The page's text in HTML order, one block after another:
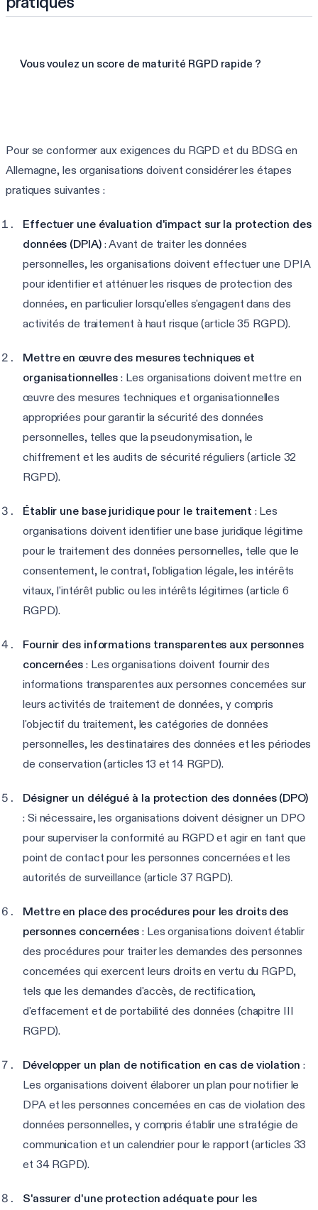
Vous voulez un score de maturité RGPD rapide ?
Pour se conformer aux exigences du RGPD et du BDSG en
Allemagne, les organisations doivent considérer les étapes
pratiques suivantes :
Effectuer une évaluation d'impact sur la protection des
données (DPIA): Avant de traiter les données
personnelles, les organisations doivent effectuer une DPIA
pour identifier et atténuer les risques de protection des
données, en particulier lorsqu'elles s'engagent dans des
activités de traitement à haut risque (article 35 RGPD).
Mettre en œuvre des mesures techniques et
organisationnelles : Les organisations doivent mettre en
œuvre des mesures techniques et organisationnelles
appropriées pour garantir la sécurité des données
personnelles, telles que la pseudonymisation, le
chiffrement et les audits de sécurité réguliers (article 32
RGPD).
Établir une base juridique pour le traitement : Les
organisations doivent identifier une base juridique légitime
pour le traitement des données personnelles, telle que le
consentement, le contrat, l'obligation légale, les intérêts
vitaux, l'intérêt public ou les intérêts légitimes (article 6
RGPD).
Fournir des informations transparentes aux personnes
concernées : Les organisations doivent fournir des
informations transparentes aux personnes concernées sur
leurs activités de traitement de données, y compris
l'objectif du traitement, les catégories de données
personnelles, les destinataires des données et les périodes
de conservation (articles 13 et 14 RGPD).
Désigner un délégué à la protection des données (DPO)
: Si nécessaire, les organisations doivent désigner un DPO
pour superviser la conformité au RGPD et agir en tant que
point de contact pour les personnes concernées et les
autorités de surveillance (article 37 RGPD).
Mettre en place des procédures pour les droits des
personnes concernées : Les organisations doivent établir
des procédures pour traiter les demandes des personnes
concernées qui exercent leurs droits en vertu du RGPD,
tels que les demandes d'accès, de rectification,
d'effacement et de portabilité des données (chapitre III
RGPD).
Développer un plan de notification en cas de violation :
Les organisations doivent élaborer un plan pour notifier le
DPA et les personnes concernées en cas de violation des
données personnelles, y compris établir une stratégie de
communication et un calendrier pour le rapport (articles 33
et 34 RGPD).
S'assurer d'une protection adéquate pour les